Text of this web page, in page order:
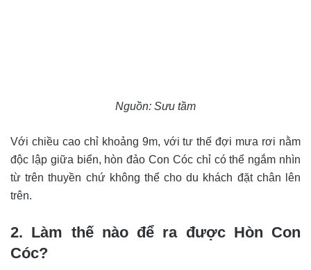
Nguồn: Sưu tầm
Với chiều cao chỉ khoảng 9m, với tư thế đợi mưa rơi nằm
độc lập giữa biển, hòn đảo Con Cóc chỉ có thể ngắm nhìn
từ trên thuyền chứ không thể cho du khách đặt chân lên
trên.
2. Làm thế nào để ra được Hòn Con
Cóc?